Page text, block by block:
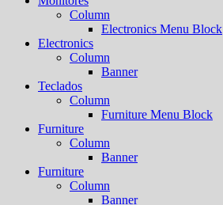
Column
Electronics Menu Block
Electronics
Column
Banner
Teclados
Column
Furniture Menu Block
Furniture
Column
Banner
Furniture
Column
Banner